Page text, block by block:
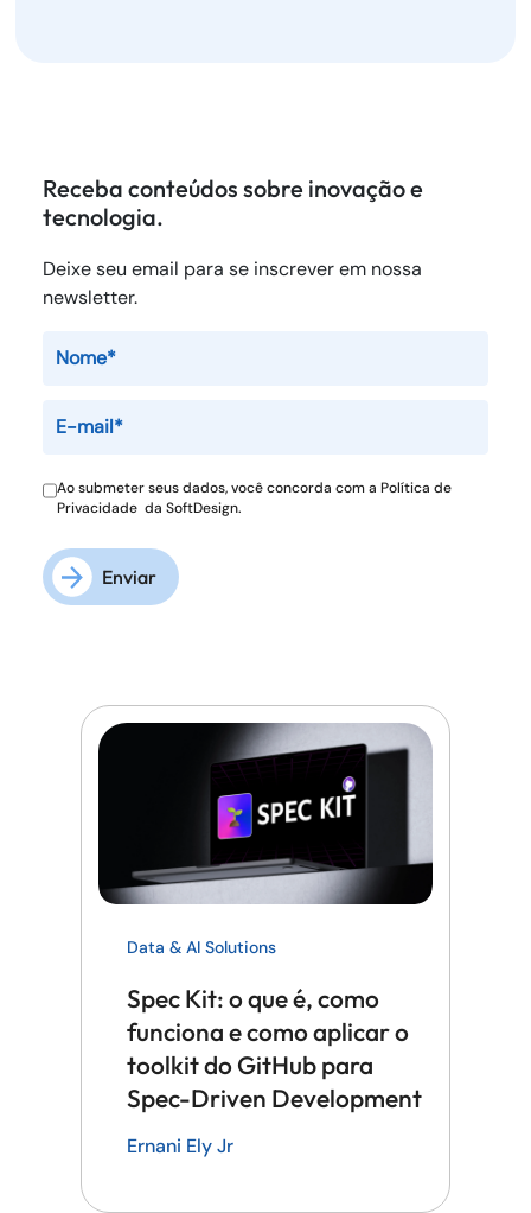
Receba conteúdos sobre inovação e
tecnologia.
Deixe seu email para se inscrever em nossa
newsletter.
Ao submeter seus dados, você concorda com a Política de
Privacidade da SoftDesign.
Enviar
Data & AI Solutions
Spec Kit: o que é, como
funciona e como aplicar o
toolkit do GitHub para
Spec-Driven Development
Ernani Ely Jr